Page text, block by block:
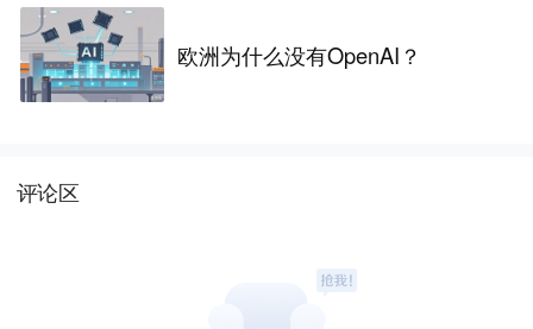
欧洲为什么没有OpenAI？
评论区